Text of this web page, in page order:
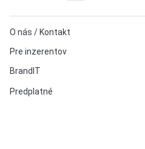
O nás / Kontakt
Pre inzerentov
BrandIT
Predplatné